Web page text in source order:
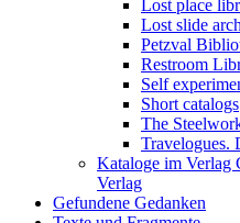
Lost place
Lost slide
Petzval
Restroom
Self
Short catalogs
The
Travelogues.
Kataloge im Verlag
Verlag
Gefundene Gedanken